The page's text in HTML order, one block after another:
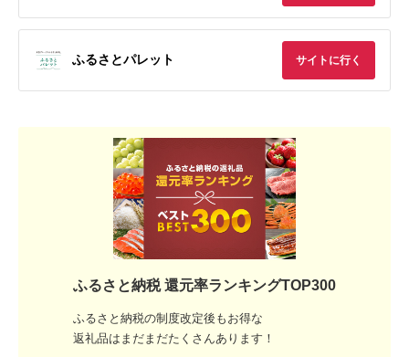
ふるさとパレット サイトに行く
ふるさと納税 還元率ランキングTOP300
ふるさと納税の制度改定後もお得な
返礼品はまだまだたくさんあります！